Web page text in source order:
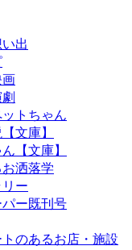
出
トちゃん
文庫】
【文庫】
洒落学
ー
ー既刊号
のあるお店・施設